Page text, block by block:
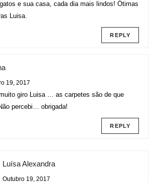
e sua casa, cada dia mais lindos! Ótimas
Luisa.
REPLY
19, 2017
giro Luisa … as carpetes são de que
percebi… obrigada!
REPLY
Luísa Alexandra
Outubro 19, 2017